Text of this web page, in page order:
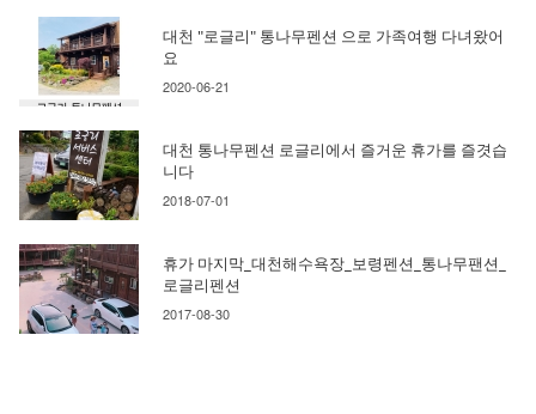
대천 "로글리" 통나무펜션 으로 가족여행 다녀왔어
요
2020-06-21
대천 통나무펜션 로글리에서 즐거운 휴가를 즐겻습
니다
2018-07-01
휴가 마지막_대천해수욕장_보령펜션_통나무팬션_
로글리펜션
2017-08-30